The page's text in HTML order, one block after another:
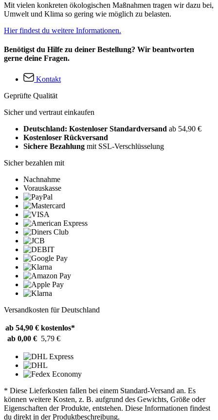
Mit vielen konkreten ökologischen Maßnahmen tragen wir dazu bei,
Umwelt und Klima so gering wie möglich zu belasten.
Hier findest du weitere Informationen.
Benötigst du Hilfe zu deiner Bestellung? Wir beantworten
gerne deine Fragen.
Kontakt
Geprüfte Qualität
Sicher und vertraut einkaufen
Deutschland: Kostenloser Standardversand ab 54,90 €
Kostenloser Rückversand
Sichere Bezahlung mit SSL-Verschlüsselung
Sicher bezahlen mit
Nachnahme
Vorauskasse
Versandkosten für Deutschland
ab 54,90 € kostenlos*
ab 0,00 € 5,79 €
* Diese Lieferkosten fallen bei einem Standard-Versand an. Es
können weitere Kosten, z. B. aufgrund des Gewichts, Größe oder
Eigenschaften der Produkte, entstehen. Diese Informationen findest
du direkt in der Produktbeschreibung.